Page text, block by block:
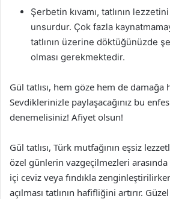
Şerbetin kıvamı, tatlının
unsurdur. Çok fazla
tatlının üzerine döktüğünüzde
olması gerekmektedir.
Gül tatlısı, hem göze hem de damağa
Sevdiklerinizle paylaşacağınız bu
denemelisiniz! Afiyet olsun!
Gül tatlısı, Türk mutfağının eşsiz
özel günlerin vazgeçilmezleri
içi ceviz veya fındıkla
açılması tatlının hafifliğini artırır.